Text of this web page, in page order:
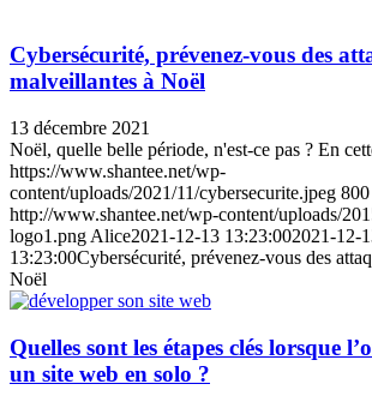
Cybersécurité, prévenez-vous des
malveillantes à Noël
13 décembre 2021
Noël, quelle belle période, n'est-ce pas ? En
https://www.shantee.net/wp-
content/uploads/2021/11/cybersecurite.jpeg 800
http://www.shantee.net/wp-content/uploads/
logo1.png Alice2021-12-13 13:23:002021-12-
13:23:00Cybersécurité, prévenez-vous des
Noël
Quelles sont les étapes clés lorsque
un site web en solo ?